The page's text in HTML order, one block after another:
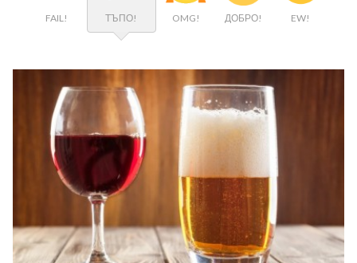
FAIL! ТЪПО! OMG! ДОБРО! EW!